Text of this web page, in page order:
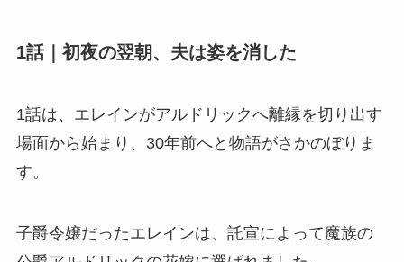
1話｜初夜の翌朝、夫は姿を消した
1話は、エレインがアルドリックへ離縁を切り出す
場面から始まり、30年前へと物語がさかのぼりま
す。
子爵令嬢だったエレインは、託宣によって魔族の